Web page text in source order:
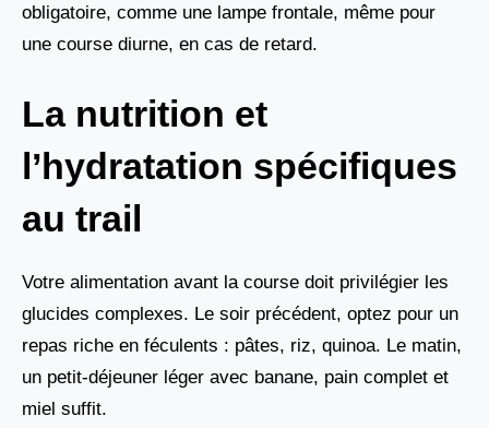
obligatoire, comme une lampe frontale, même pour
une course diurne, en cas de retard.
La nutrition et
l’hydratation spécifiques
au trail
Votre alimentation avant la course doit privilégier les
glucides complexes. Le soir précédent, optez pour un
repas riche en féculents : pâtes, riz, quinoa. Le matin,
un petit-déjeuner léger avec banane, pain complet et
miel suffit.